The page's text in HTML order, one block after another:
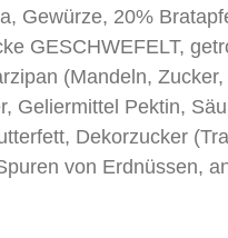
Gewürze, 20%
GESCHWEFELT,
(Mandeln,
Geliermittel Pektin,
Dekorzucker
von Erdnüssen,